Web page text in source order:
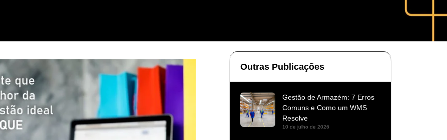
Outras Publicações
Gestão de Armazém: 7 Erros
Comuns e Como um WMS
Resolve
10 de julho de 2026